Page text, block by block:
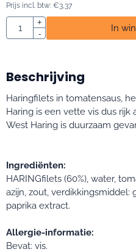
Prijs incl. btw: €3,37
Aantal
+
-
In
Beschrijving
Haringfilets in tomatensaus,
Haring is een vette vis dus rijk
West Haring is duurzaam
Ingrediënten:
HARINGfilets (60%), water,
azijn, zout, verdikkingsmiddel:
paprika extract.
Allergie-informatie:
Bevat: vis.